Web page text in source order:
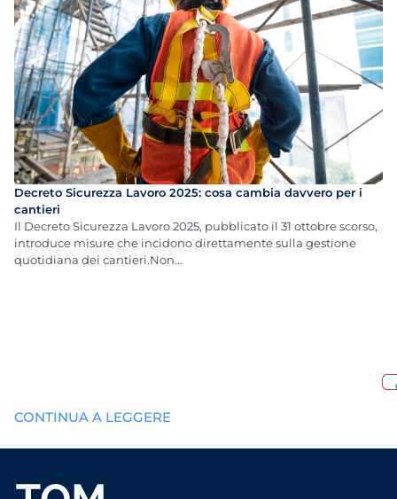
Decreto Sicurezza Lavoro 2025: cosa cambia davvero per i
cantieri
Il Decreto Sicurezza Lavoro 2025, pubblicato il 31 ottobre scorso,
introduce misure che incidono direttamente sulla gestione
quotidiana dei cantieri.Non...
CONTINUA A LEGGERE